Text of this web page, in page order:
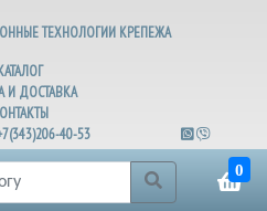
ТЕХНОЛОГИИ КРЕПЕЖА
И ДОСТАВКА
40-53
0